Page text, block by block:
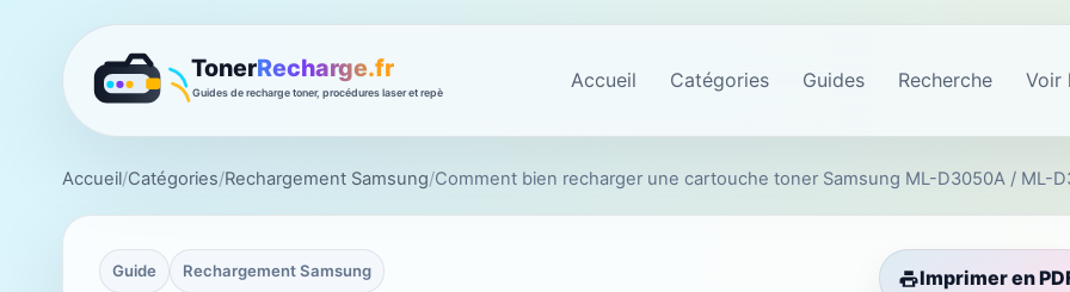
Accueil Catégories Guides Recherche Voir
Accueil/Catégories/Rechargement Samsung/Comment bien recharger une cartouche toner Samsung ML-D3050A / ML-
Guide Rechargement Samsung Imprimer en